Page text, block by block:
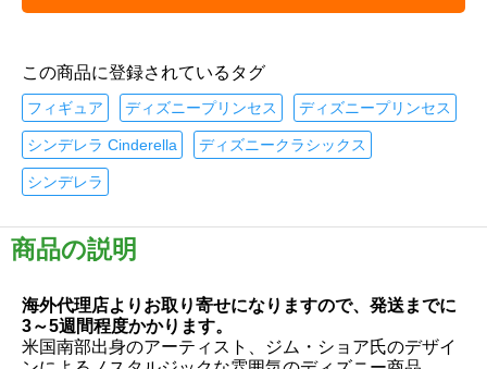
この商品に登録されているタグ
フィギュア ディズニープリンセス ディズニープリンセス
シンデレラ Cinderella ディズニークラシックス
シンデレラ
商品の説明
海外代理店よりお取り寄せになりますので、発送までに
3～5週間程度かかります。
米国南部出身のアーティスト、ジム・ショア氏のデザイ